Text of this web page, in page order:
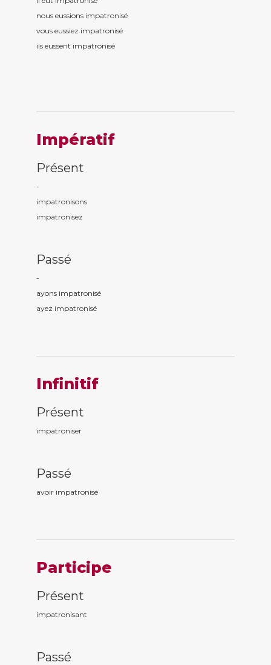
nous eussions impatronisé
vous eussiez impatronisé
ils eussent impatronisé
Impératif
Présent
-
impatronisons
impatronisez
Passé
-
ayons impatronisé
ayez impatronisé
Infinitif
Présent
impatroniser
Passé
avoir impatronisé
Participe
Présent
impatronisant
Passé